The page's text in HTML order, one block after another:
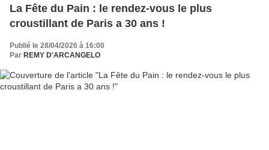
La Fête du Pain : le rendez-vous le plus
croustillant de Paris a 30 ans !
Publié le 28/04/2026 à 16:00
Par REMY D'ARCANGELO